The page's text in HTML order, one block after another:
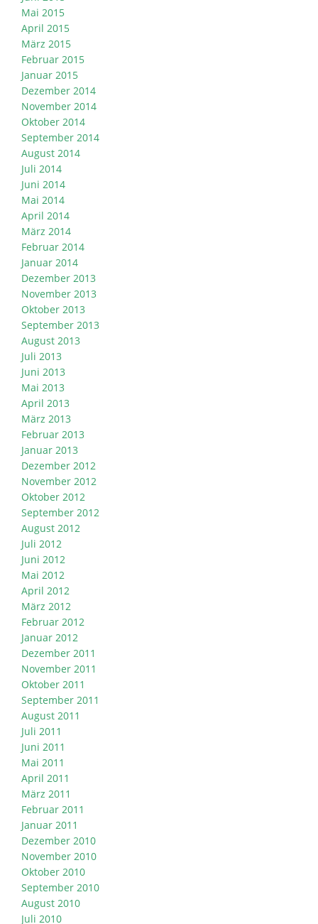
Mai 2015
April 2015
März 2015
Februar 2015
Januar 2015
Dezember 2014
November 2014
Oktober 2014
September 2014
August 2014
Juli 2014
Juni 2014
Mai 2014
April 2014
März 2014
Februar 2014
Januar 2014
Dezember 2013
November 2013
Oktober 2013
September 2013
August 2013
Juli 2013
Juni 2013
Mai 2013
April 2013
März 2013
Februar 2013
Januar 2013
Dezember 2012
November 2012
Oktober 2012
September 2012
August 2012
Juli 2012
Juni 2012
Mai 2012
April 2012
März 2012
Februar 2012
Januar 2012
Dezember 2011
November 2011
Oktober 2011
September 2011
August 2011
Juli 2011
Juni 2011
Mai 2011
April 2011
März 2011
Februar 2011
Januar 2011
Dezember 2010
November 2010
Oktober 2010
September 2010
August 2010
Juli 2010